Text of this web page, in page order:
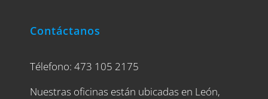
Contáctanos
Télefono: 473 105 2175
Nuestras oficinas están ubicadas en León,